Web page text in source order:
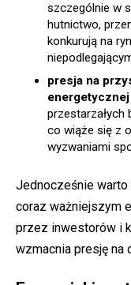
szczególnie w
hutnictwo,
konkurują na
presja na
energetycznej
przestarzałych
co wiąże się z
wyzwaniami
Jednocześnie warto
coraz ważniejszym
przez inwestorów i
wzmacnia presję na